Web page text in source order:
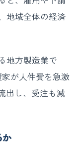
地域全体の経済
地方製造業で
が人件費を急激
出し、受注も減
か